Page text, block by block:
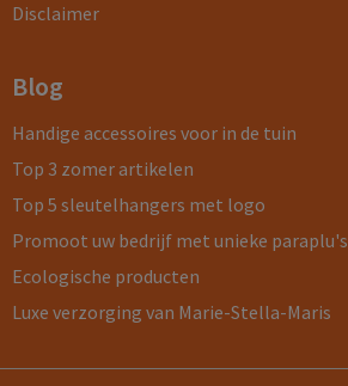
Disclaimer
Blog
Handige accessoires voor in de tuin
Top 3 zomer artikelen
Top 5 sleutelhangers met logo
Promoot uw bedrijf met unieke paraplu's
Ecologische producten
Luxe verzorging van Marie-Stella-Maris